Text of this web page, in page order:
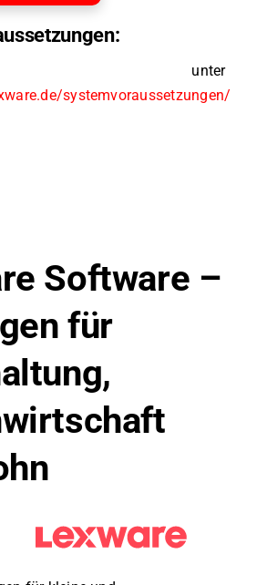
unter
systemvoraussetzungen/
Software –
für